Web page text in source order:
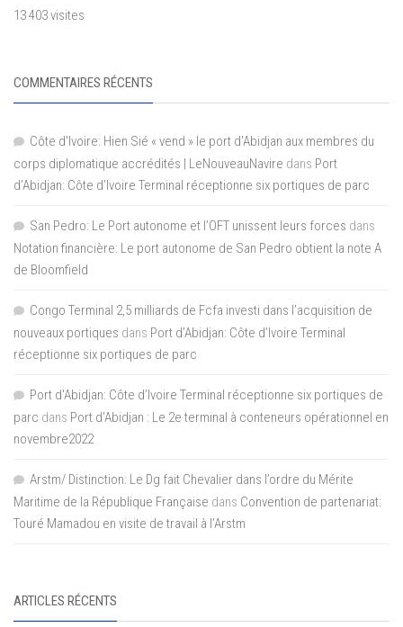
13 403 visites
COMMENTAIRES RÉCENTS
Côte d'Ivoire: Hien Sié « vend » le port d'Abidjan aux membres du
corps diplomatique accrédités | LeNouveauNavire dans Port
d’Abidjan: Côte d’Ivoire Terminal réceptionne six portiques de parc
San Pedro: Le Port autonome et l’OFT unissent leurs forces dans
Notation financière: Le port autonome de San Pedro obtient la note A
de Bloomfield
Congo Terminal 2,5 milliards de Fcfa investi dans l’acquisition de
nouveaux portiques dans Port d’Abidjan: Côte d’Ivoire Terminal
réceptionne six portiques de parc
Port d'Abidjan: Côte d’Ivoire Terminal réceptionne six portiques de
parc dans Port d’Abidjan : Le 2e terminal à conteneurs opérationnel en
novembre2022
Arstm/ Distinction: Le Dg fait Chevalier dans l’ordre du Mérite
Maritime de la République Française dans Convention de partenariat:
Touré Mamadou en visite de travail à l’Arstm
ARTICLES RÉCENTS